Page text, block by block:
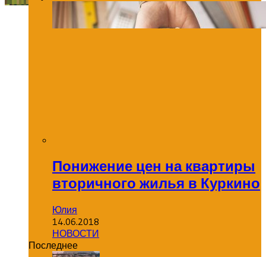
Понижение цен на квартиры
вторичного жилья в Куркино
Юлия
14.06.2018
НОВОСТИ
Последнее